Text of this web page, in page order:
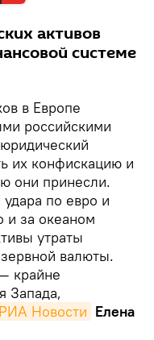
активов
системе
в Европе
российскими
их конфискацию и
они принесли.
по евро и
и за океаном
утраты
валюты.
крайне
Запада,
РИА Новости Елена